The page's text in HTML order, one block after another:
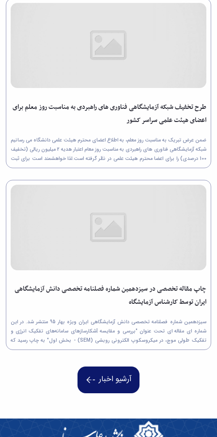
طرح تخفیف شبکه آزمایشگاهی فناوری های راهبردی به مناسبت روز معلم برای
اعضای هیئت علمی سراسر کشور
ضمن عرض تبریک به مناسبت روز معلم، به اطلاع اعضای محترم هیئت علمی دانشگاه می رسانیم
شبکه آزمایشگاهی فناوری های راهبردی به مناسبت روز معام اعتبار هدیه 2 میلیون ریالی (تخفیف
100 درصدی) را برای اعضا محترم هیئت علمی در نظر گرفته است.لذا خواهشمند است برای ثبت
نام در طرح مذکور از تاریخ 12 الی...
چاپ مقاله تخصصی در سیزدهمین شماره فصلنامه تخصصی دانش آزمایشگاهی
ایران توسط کارشناس آزمایشگاه
سیزدهمین شماره فصلنامه تخصصی دانش آزمایشگاهی ایران ویژه بهار 95 منتشر شد. در این
شماره ای مقاله ای تحت عنوان "بررسی و مقایسه آشکارسازهای سامانه‌های تفکیک انرژی و
تفکیک طولی موج، در میکروسکوپ الکترونی روبشی (SEM) - بخش اول" به چاپ رسید که
نویسندگان آن سرکار خانم مریم خانی نور از دانشگاه...
آرشیو اخبار